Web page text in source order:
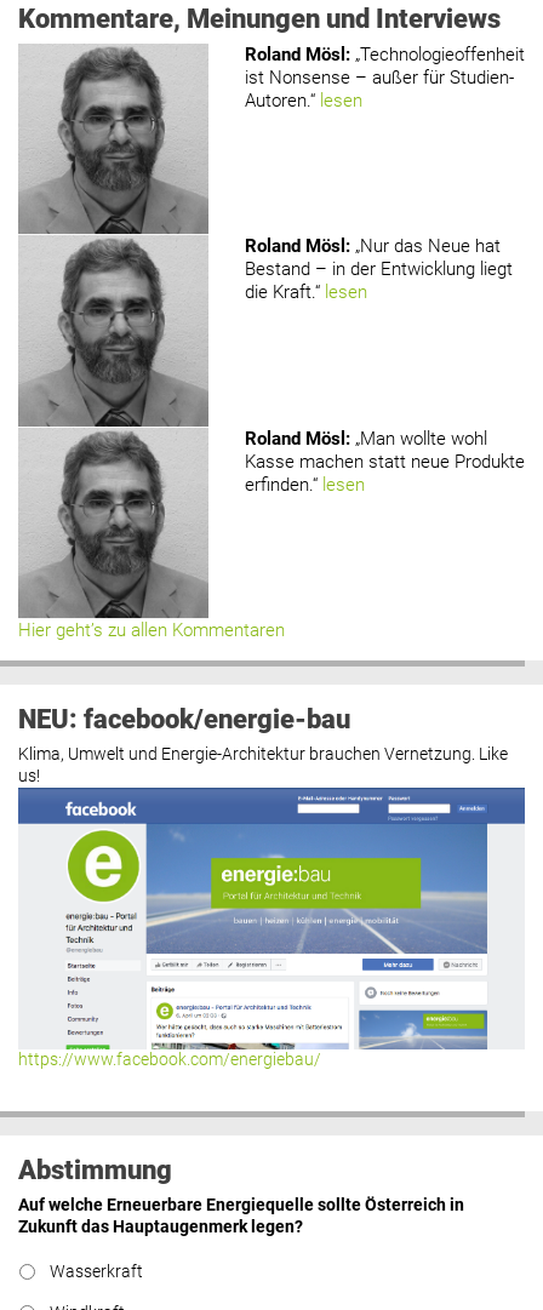
Kommentare, Meinungen und Interviews
Roland Mösl : „Technologieoffenheit
ist Nonsense – außer für Studien-
Autoren.“ lesen
Roland Mösl : „Nur das Neue hat
Bestand – in der Entwicklung liegt
die Kraft.“ lesen
Roland Mösl : „Man wollte wohl
Kasse machen statt neue Produkte
erfinden.“ lesen
Hier geht’s zu allen Kommentaren
NEU: facebook/energie-bau
Klima, Umwelt und Energie-Architektur brauchen Vernetzung. Like
us!
https://www.facebook.com/energiebau/
Abstimmung
Auf welche Erneuerbare Energiequelle sollte Österreich in
Zukunft das Hauptaugenmerk legen?
Wasserkraft